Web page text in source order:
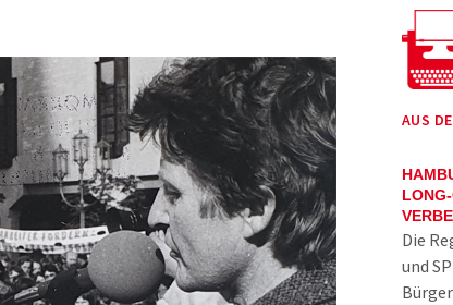
AUS
Die
und